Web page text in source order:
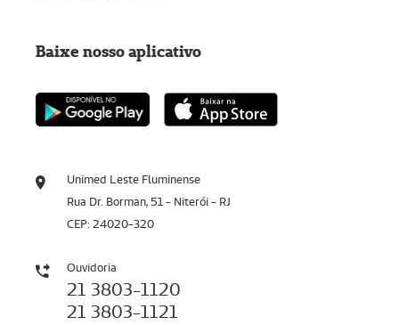
Unimed Leste Fluminense
Rua Dr. Borman, 51 - Niterói - RJ
CEP: 24020-320
Ouvidoria
21 3803-1120
21 3803-1121
Baixe nosso aplicativo